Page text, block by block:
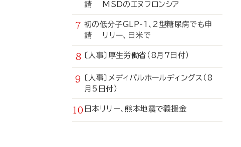
請 MSDのエヌフロンシア
初の低分子GLP-1、2型糖尿病でも申
請 リリー、日米で
〔人事〕厚生労働省（8月7日付）
〔人事〕メディパルホールディングス（8
月5日付）
日本リリー、熊本地震で義援金